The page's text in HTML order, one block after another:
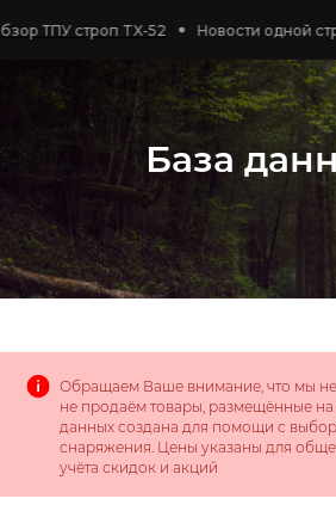
строп TX-52 Новости одной строкой
База
Обращаем Ваше внимание, что мы
не продаём товары, размещённые на
данных создана для помощи с
снаряжения. Цены указаны для
учёта скидок и акций